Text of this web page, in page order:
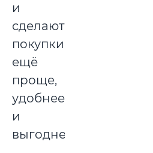
и
сделают
покупки
ещё
проще,
удобнее
и
выгоднее.